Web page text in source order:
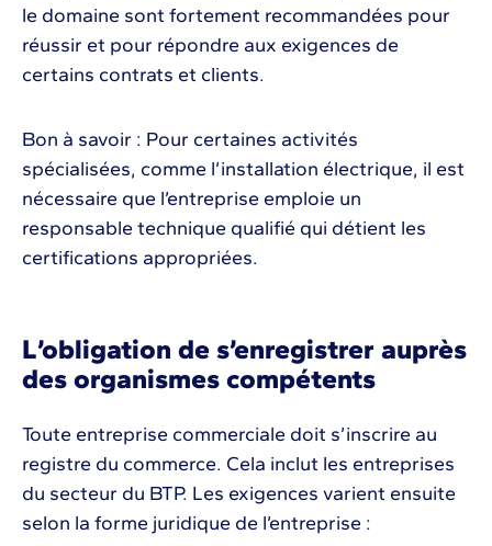
le domaine sont fortement recommandées pour
réussir et pour répondre aux exigences de
certains contrats et clients.
Bon à savoir : Pour certaines activités
spécialisées, comme l’installation électrique, il est
nécessaire que l’entreprise emploie un
responsable technique qualifié qui détient les
certifications appropriées.
L’obligation de s’enregistrer auprès
des organismes compétents
Toute entreprise commerciale doit s’inscrire au
registre du commerce. Cela inclut les entreprises
du secteur du BTP. Les exigences varient ensuite
selon la forme juridique de l’entreprise :